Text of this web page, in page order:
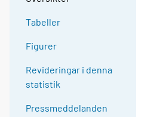
Tabeller
Figurer
Revideringar i denna
statistik
Pressmeddelanden